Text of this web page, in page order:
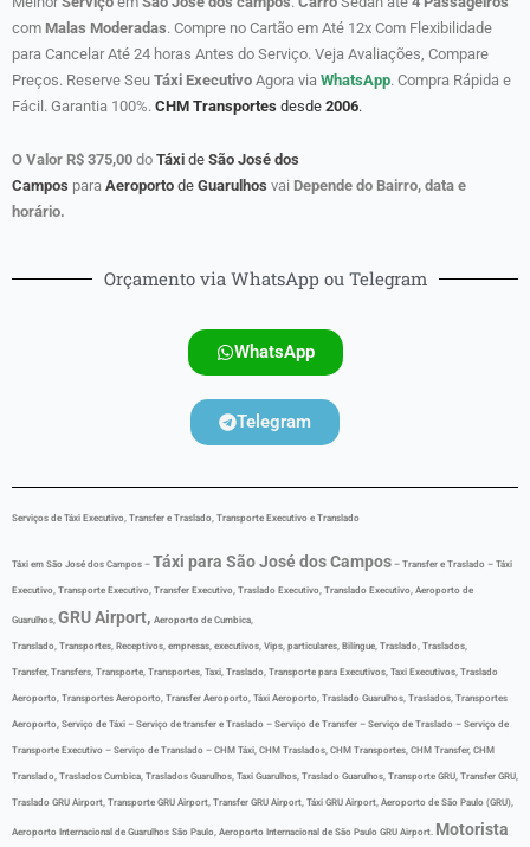
com Malas Moderadas. Compre no Cartão em Até 12x Com Flexibilidade
para Cancelar Até 24 horas Antes do Serviço. Veja Avaliações, Compare
Preços. Reserve Seu Táxi Executivo Agora via WhatsApp. Compra Rápida e
Fácil. Garantia 100%. CHM Transportes desde 2006.
O Valor R$ 375,00 do Táxi de São José dos
Campos para Aeroporto de Guarulhos vai Depende do Bairro, data e
horário.
Orçamento via WhatsApp ou Telegram
WhatsApp
Telegram
Serviços de Táxi Executivo, Transfer e Traslado, Transporte Executivo e Translado
Táxi em São José dos Campos – Táxi para São José dos Campos – Transfer e Traslado – Táxi
Executivo, Transporte Executivo, Transfer Executivo, Traslado Executivo, Translado Executivo, Aeroporto de
Guarulhos, GRU Airport, Aeroporto de Cumbica,
Translado, Transportes, Receptivos, empresas, executivos, Vips, particulares, Bilíngue Traslado, Traslados,
Transfer, Transfers, Transporte, Transportes, Taxi, Traslado, Transporte para Executivos, Taxi Executivos, Traslado
Aeroporto, Transportes Aeroporto, Transfer Aeroporto, Táxi Aeroporto, Traslado Guarulhos, Traslados, Transportes
Aeroporto, Serviço de Táxi – Serviço de transfer e Traslado – Serviço de Transfer – Serviço de Traslado – Serviço de
Transporte Executivo – Serviço de Translado – CHM Táxi, CHM Traslados, CHM Transportes, CHM Transfer, CHM
Translado, Traslados Cumbica, Traslados Guarulhos, Taxi Guarulhos, Traslado Guarulhos, Transporte GRU, Transfer GRU,
Traslado GRU Airport, Transporte GRU Airport, Transfer GRU Airport, Táxi GRU Airport, Aeroporto de São Paulo (GRU),
Aeroporto Internacional de Guarulhos São Paulo, Aeroporto Internacional de São Paulo GRU Airport. Motorista